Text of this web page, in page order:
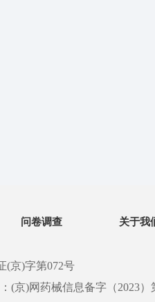
问卷调查 关于我
(京)字第072号
(京)网药械信息备字（2023）